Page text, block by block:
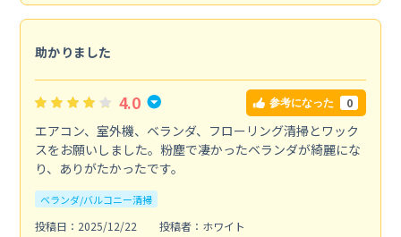
助かりました
4.0 参考になった 0
エアコン、室外機、ベランダ、フローリング清掃とワック
スをお願いしました。粉塵で凄かったベランダが綺麗にな
り、ありがたかったです。
ベランダ/バルコニー清掃
投稿日：2025/12/22
投稿者：ホワイト